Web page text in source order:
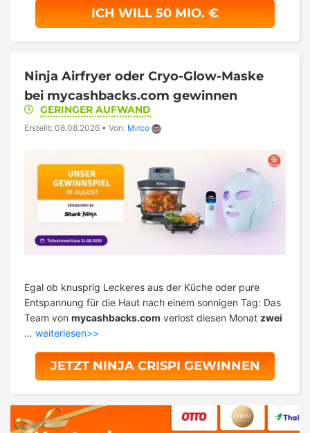
ICH WILL 50 MIO. €
Ninja Airfryer oder Cryo-Glow-Maske
bei mycashbacks.com gewinnen
GERINGER AUFWAND
Erstellt: 08.08.2026 • Von: Mirco
Egal ob knusprig Leckeres aus der Küche oder pure
Entspannung für die Haut nach einem sonnigen Tag: Das
Team von mycashbacks.com verlost diesen Monat zwei
… weiterlesen>>
JETZT NINJA CRISPI GEWINNEN